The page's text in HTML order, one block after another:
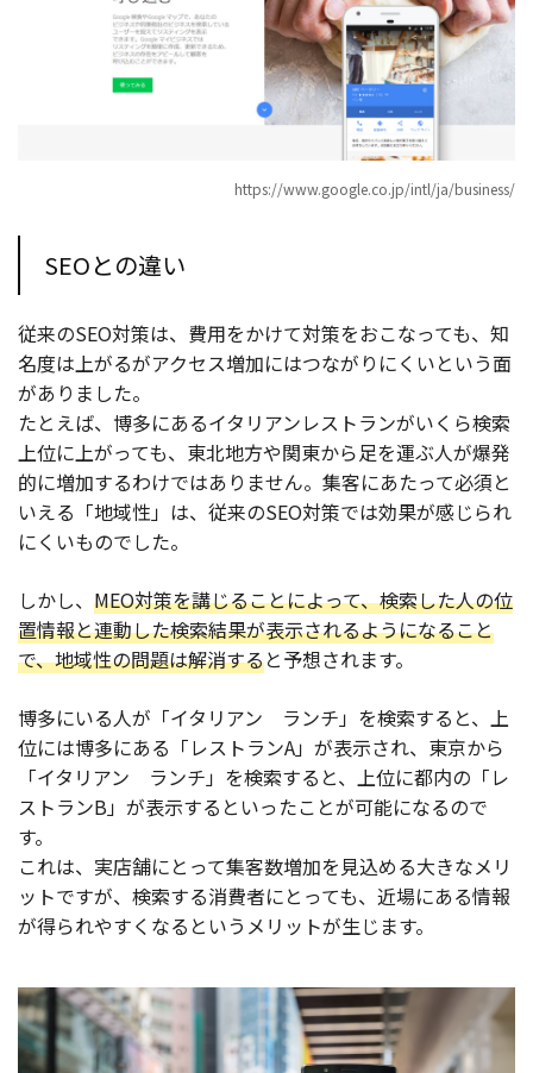
https://www.google.co.jp/intl/ja/business/
SEOとの違い
従来のSEO対策は、費用をかけて対策をおこなっても、知
名度は上がるがアクセス増加にはつながりにくいという面
がありました。
たとえば、博多にあるイタリアンレストランがいくら検索
上位に上がっても、東北地方や関東から足を運ぶ人が爆発
的に増加するわけではありません。集客にあたって必須と
いえる「地域性」は、従来のSEO対策では効果が感じられ
にくいものでした。
しかし、 MEO対策を講じることによって、検索した人の位
置情報と連動した検索結果が表示されるようになること
で、地域性の問題は解消すると予想されます。
博多にいる人が「イタリアン ランチ」を検索すると、上
位には博多にある「レストランA」が表示され、東京から
「イタリアン ランチ」を検索すると、上位に都内の「レ
ストランB」が表示するといったことが可能になるので
す。
これは、実店舗にとって集客数増加を見込める大きなメリ
ットですが、検索する消費者にとっても、近場にある情報
が得られやすくなるというメリットが生じます。